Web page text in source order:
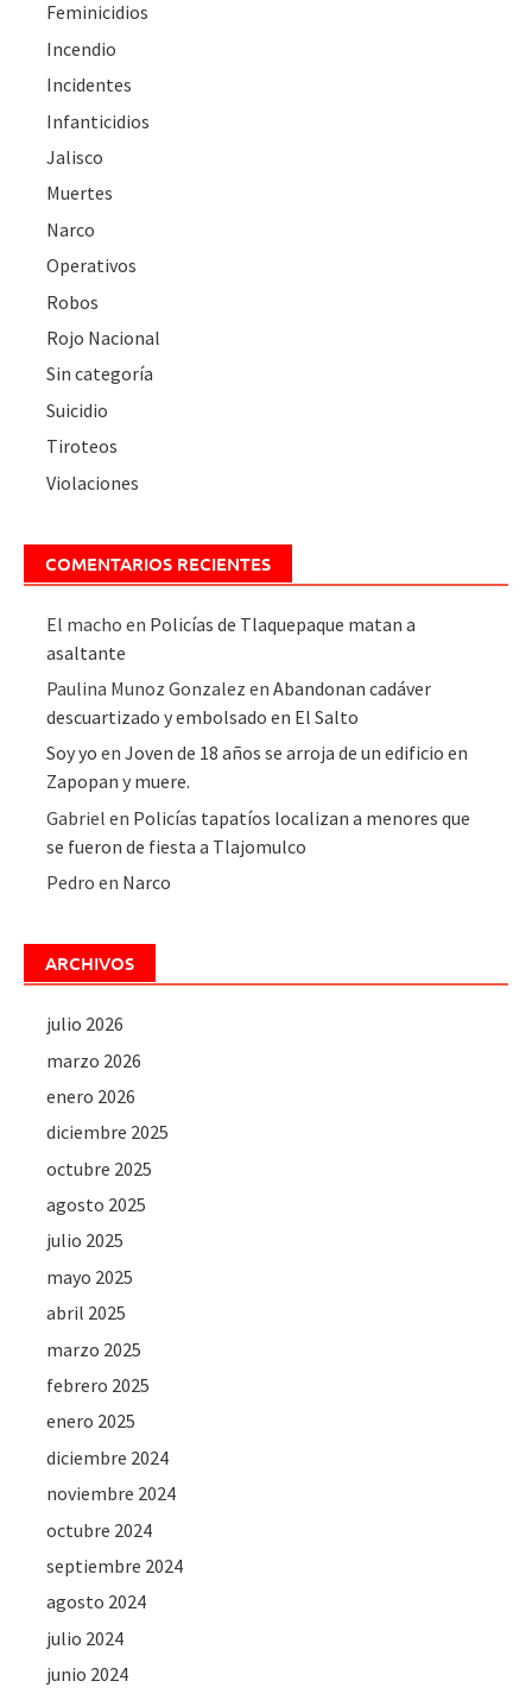
Feminicidios
Incendio
Incidentes
Infanticidios
Jalisco
Muertes
Narco
Operativos
Robos
Rojo Nacional
Sin categoría
Suicidio
Tiroteos
Violaciones
COMENTARIOS RECIENTES
El macho en Policías de Tlaquepaque matan a
asaltante
Paulina Munoz Gonzalez enAbandonan cadáver
descuartizado y embolsado en El Salto
Soy yo enJoven de 18 años se arroja de un edificio en
Zapopan y muere.
Gabriel en Policías tapatíos localizan a menores que
se fueron de fiesta a Tlajomulco
Pedro en Narco
ARCHIVOS
julio 2026
marzo 2026
enero 2026
diciembre 2025
octubre 2025
agosto 2025
julio 2025
mayo 2025
abril 2025
marzo 2025
febrero 2025
enero 2025
diciembre 2024
noviembre 2024
octubre 2024
septiembre 2024
agosto 2024
julio 2024
junio 2024